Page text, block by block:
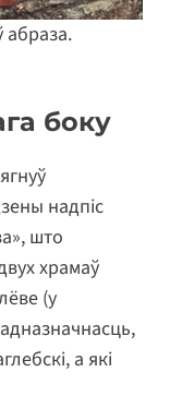
абраза.
боку
надпіс
што
храмаў
(у
а які